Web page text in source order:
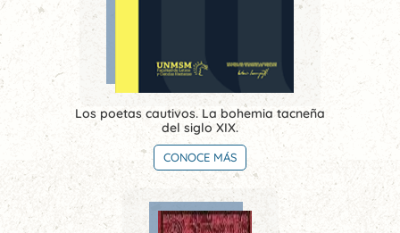
Los poetas cautivos. La bohemia tacneña
del siglo XIX.
CONOCE MÁS